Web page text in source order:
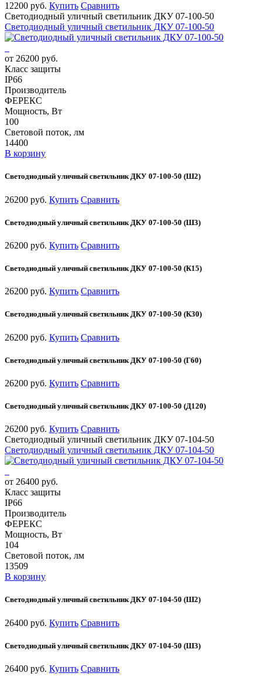
12200 руб. Купить Сравнить
Светодиодный уличный светильник ДКУ 07-100-50
Светодиодный уличный светильник ДКУ 07-100-50
от 26200 руб.
Класс защиты
IP66
Производитель
ФЕРЕКС
Мощность, Вт
100
Световой поток, лм
14400
В корзину
Светодиодный уличный светильник ДКУ 07-100-50 (Ш2)
26200 руб. Купить Сравнить
Светодиодный уличный светильник ДКУ 07-100-50 (Ш3)
26200 руб. Купить Сравнить
Светодиодный уличный светильник ДКУ 07-100-50 (К15)
26200 руб. Купить Сравнить
Светодиодный уличный светильник ДКУ 07-100-50 (К30)
26200 руб. Купить Сравнить
Светодиодный уличный светильник ДКУ 07-100-50 (Г60)
26200 руб. Купить Сравнить
Светодиодный уличный светильник ДКУ 07-100-50 (Д120)
26200 руб. Купить Сравнить
Светодиодный уличный светильник ДКУ 07-104-50
Светодиодный уличный светильник ДКУ 07-104-50
от 26400 руб.
Класс защиты
IP66
Производитель
ФЕРЕКС
Мощность, Вт
104
Световой поток, лм
13509
В корзину
Светодиодный уличный светильник ДКУ 07-104-50 (Ш2)
26400 руб. Купить Сравнить
Светодиодный уличный светильник ДКУ 07-104-50 (Ш3)
26400 руб. Купить Сравнить